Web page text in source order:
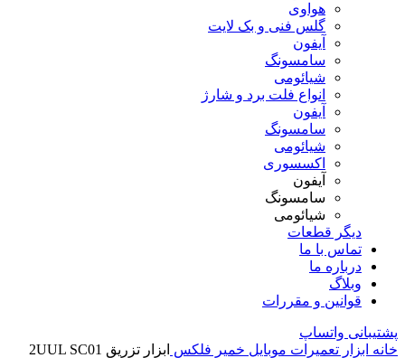
هواوی
گلس فنی و بک لایت
آیفون
سامسونگ
شیائومی
انواع فلت برد و شارژ
آیفون
سامسونگ
شیائومی
اکسسوری
آیفون
سامسونگ
شیائومی
دیگر قطعات
تماس با ما
درباره ما
وبلاگ
قوانین و مقررات
پشتیبانی واتساپ
خانه ابزار تعمیرات موبایل خمیر فلکس ابزار تزریق 2UUL SC01